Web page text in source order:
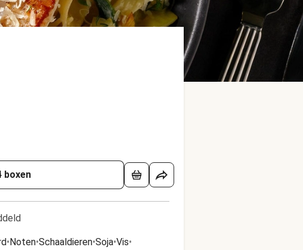
boxen
•Noten•Schaaldieren•Soja•Vis•